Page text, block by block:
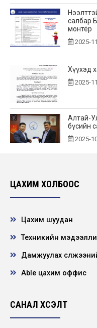
салбар
монтёр
2025-
Хүүхэд
2025-
Алтай-
бүсийн
2025-
2025-
ЦАХИМ ХОЛБООС
Цахим шуудан
Техникийн
Дамжуулах
Able цахим оффис
САНАЛ ХҮСЭЛТ